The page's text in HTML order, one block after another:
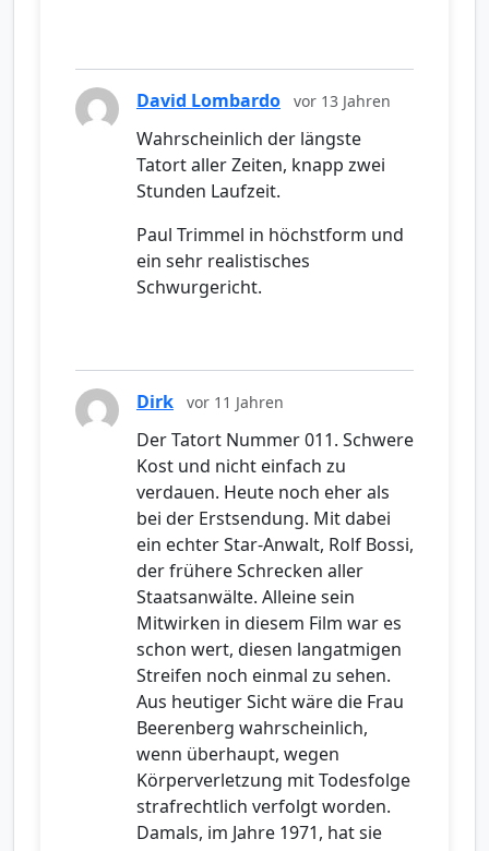
David Lombardo vor 13 Jahren
Wahrscheinlich der längste
Tatort aller Zeiten, knapp zwei
Stunden Laufzeit.
Paul Trimmel in höchstform und
ein sehr realistisches
Schwurgericht.
Dirk vor 11 Jahren
Der Tatort Nummer 011. Schwere
Kost und nicht einfach zu
verdauen. Heute noch eher als
bei der Erstsendung. Mit dabei
ein echter Star-Anwalt, Rolf Bossi,
der frühere Schrecken aller
Staatsanwälte. Alleine sein
Mitwirken in diesem Film war es
schon wert, diesen langatmigen
Streifen noch einmal zu sehen.
Aus heutiger Sicht wäre die Frau
Beerenberg wahrscheinlich,
wenn überhaupt, wegen
Körperverletzung mit Todesfolge
strafrechtlich verfolgt worden.
Damals, im Jahre 1971, hat sie